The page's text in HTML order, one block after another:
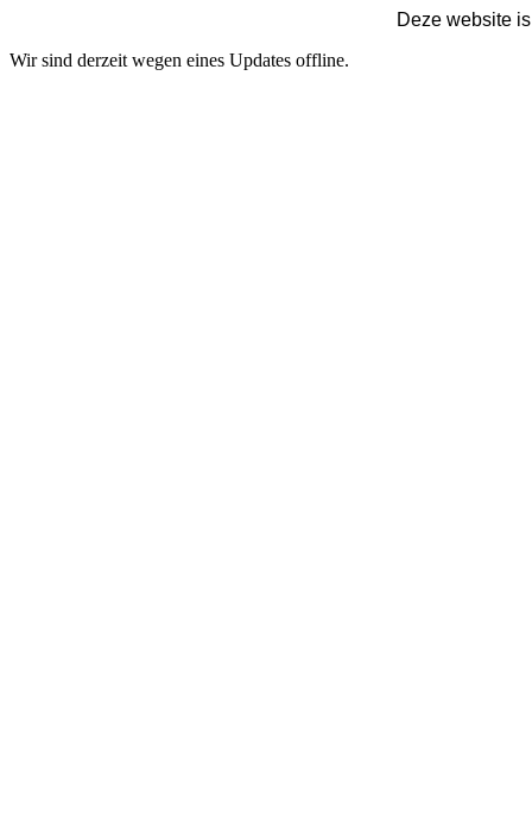
Deze website
Wir sind derzeit wegen eines Updates offline.